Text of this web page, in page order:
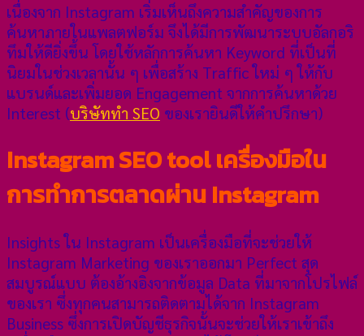
เนื่องจาก Instagram เริ่มเห็นถึงความสำคัญของการ
ค้นหาภายในแพลตฟอร์ม จึงได้มีการพัฒนาระบบอัลกอริ
ทึมให้ดียิ่งขึ้น โดยใช้หลักการค้นหา Keyword ที่เป็นที่
นิยมในช่วงเวลานั้น ๆ เพื่อสร้าง Traffic ใหม่ ๆ ให้กับ
แบรนด์และเพิ่มยอด Engagement จากการค้นหาด้วย
Interest (บริษัททำ SEO ของเรายินดีให้คำปรึกษา)
Instagram SEO tool เครื่องมือใน
การทำการตลาดผ่าน Instagram
Insights ใน Instagram เป็นเครื่องมือที่จะช่วยให้
Instagram Marketing ของเราออกมา Perfect สุด
สมบูรณ์แบบ ต้องอ้างอิงจากข้อมูล Data ที่มาจากโปรไฟล์
ของเรา ซึ่งทุกคนสามารถติดตามได้จาก Instagram
Business ซึ่งการเปิดบัญชีธุรกิจนั้นจะช่วยให้เราเข้าถึง